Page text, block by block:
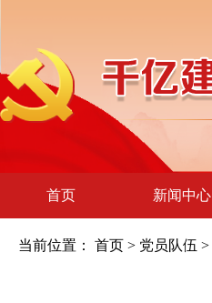
首页 新闻中心
当前位置： 首页 > 党员队伍 >